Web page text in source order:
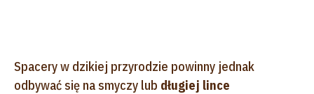
Spacery w dzikiej przyrodzie powinny jednak
odbywać się na smyczy lub długiej lince